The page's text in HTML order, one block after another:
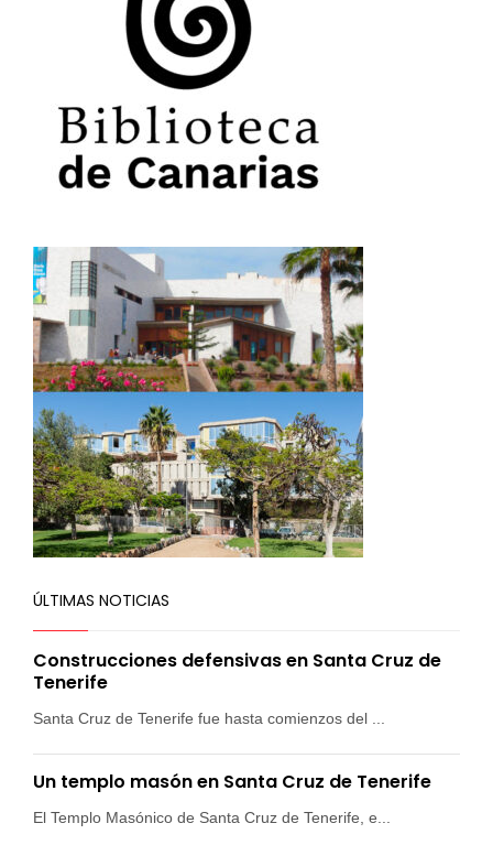
ÚLTIMAS NOTICIAS
Construcciones defensivas en Santa Cruz de
Tenerife
Santa Cruz de Tenerife fue hasta comienzos del ...
Un templo masón en Santa Cruz de Tenerife
El Templo Masónico de Santa Cruz de Tenerife, e...